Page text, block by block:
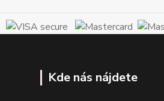
Kde nás nájdete